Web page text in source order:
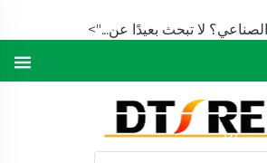
لا تبحث بعيدًا عن...">